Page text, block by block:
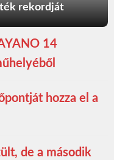
rekordját
14
hozza el a
de a második